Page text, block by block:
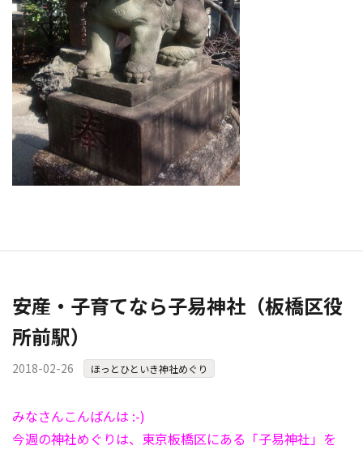
安産・子育てなら子易神社（板橋区役
所前駅）
2018-02-26 ほっとひといき神社めぐり
みなさんこんばんは :-)
今週の神社めぐりは、東京板橋区にある「子易神社」を